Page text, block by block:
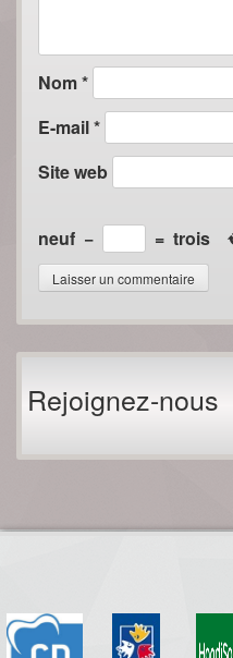
Nom*
E-mail*
Site web
neuf − = trois
Rejoignez-nous